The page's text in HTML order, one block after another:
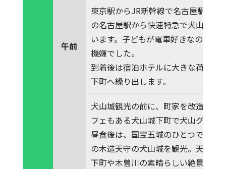
午前
東京駅からJR新幹線で名古屋駅へ。
の名古屋駅から快速特急で犬山駅（
います。子どもが電車好きなので移
機嫌でした。
到着後は宿泊ホテルに大きな荷物を
下町へ繰り出します。
犬山城観光の前に、町家を改造した
フェもある犬山城下町で犬山グルメ
昼食後は、国宝五城のひとつで、現
の木造天守の犬山城を観光。天守最
下町や木曽川の素晴らしい絶景を堪